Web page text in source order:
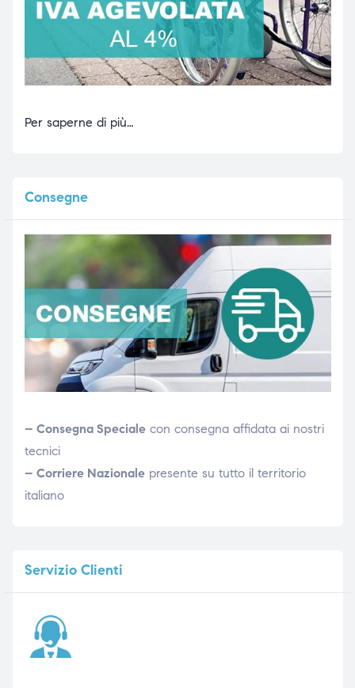
Per saperne di più…
Consegne
– Consegna Specialecon consegna affidata ai nostri
tecnici
– Corriere Nazionalepresente su tutto il territorio
italiano
ServizioClienti